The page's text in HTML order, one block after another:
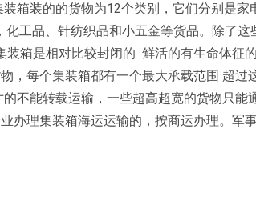
箱装的的货物为12个类别，它们分别是家
工品、针纺织品和小五金等货品。除了这
箱是相对比较封闭的 鲜活的有生命体征
，每个集装箱都有一个最大承载范围 超过
不能转载运输，一些超高超宽的货物只能
办理集装箱海运运输的，按商运办理。军